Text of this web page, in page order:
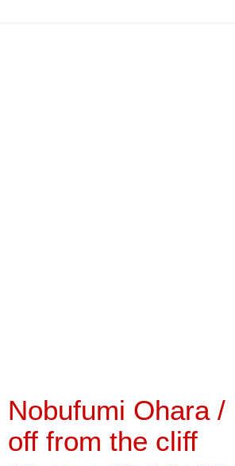
Nobufumi Ohara /
off from the cliff